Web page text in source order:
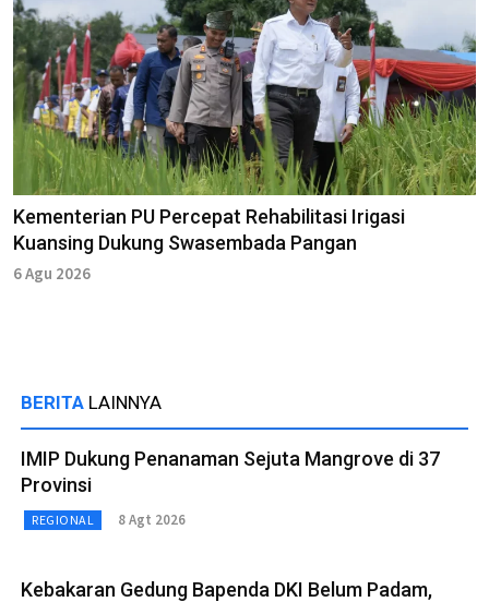
Kementerian PU Percepat Rehabilitasi Irigasi
Kuansing Dukung Swasembada Pangan
6 Agu 2026
BERITA LAINNYA
IMIP Dukung Penanaman Sejuta Mangrove di 37
Provinsi
REGIONAL 8 Agt 2026
Kebakaran Gedung Bapenda DKI Belum Padam,